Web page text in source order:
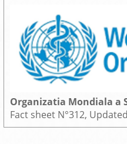
Organizatia Mondiala a
Fact sheet N°312,